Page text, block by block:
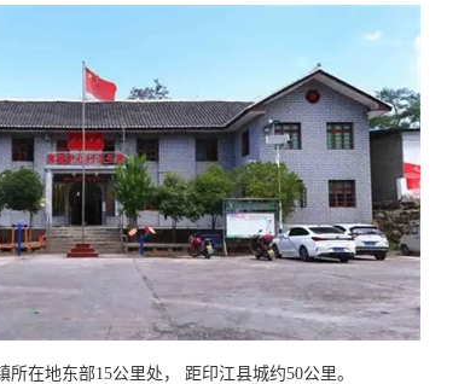
在地东部15公里处， 距印江县城约50公里。